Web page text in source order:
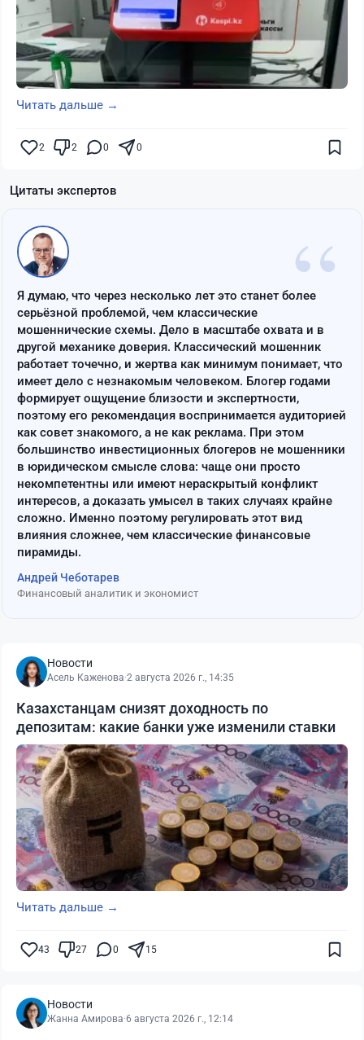
Читать дальше →
2 2 0 0
Цитаты экспертов
“
Я думаю, что через несколько лет это станет более
серьёзной проблемой, чем классические
мошеннические схемы. Дело в масштабе охвата и в
другой механике доверия. Классический мошенник
работает точечно, и жертва как минимум понимает, что
имеет дело с незнакомым человеком. Блогер годами
формирует ощущение близости и экспертности,
поэтому его рекомендация воспринимается аудиторией
как совет знакомого, а не как реклама. При этом
большинство инвестиционных блогеров не мошенники
в юридическом смысле слова: чаще они просто
некомпетентны или имеют нераскрытый конфликт
интересов, а доказать умысел в таких случаях крайне
сложно. Именно поэтому регулировать этот вид
влияния сложнее, чем классические финансовые
пирамиды.
Андрей Чеботарев
Финансовый аналитик и экономист
Новости
Асель Каженова·2 августа 2026 г., 14:35
Казахстанцам снизят доходность по
депозитам: какие банки уже изменили ставки
Читать дальше →
43 27 0 15
Новости
Жанна Амирова·6 августа 2026 г., 12:14